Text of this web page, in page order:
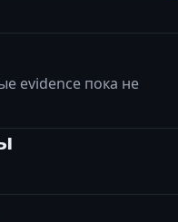
evidence пока не